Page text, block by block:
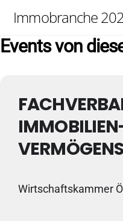
content
Immobranche
Events von
Wirtschaftskammer